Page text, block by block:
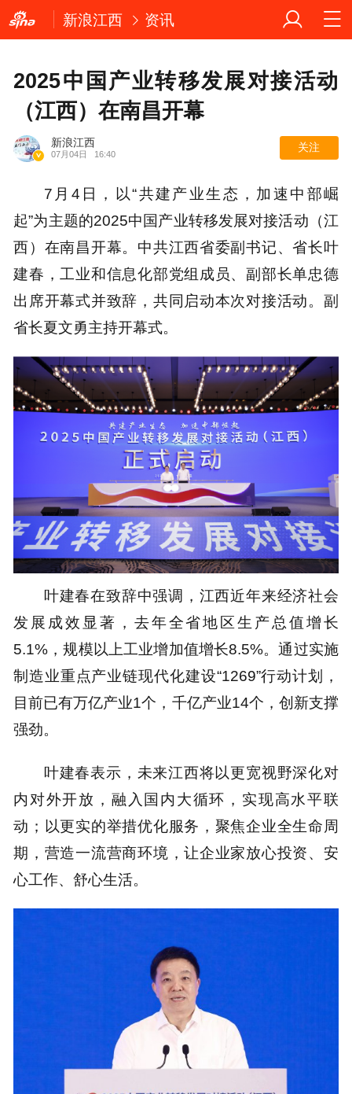
新浪江西 资讯
2025中国产业转移发展对接活动
（江西）在南昌开幕
新浪江西
07月04日 16:40
关注
7月4日，以“共建产业生态，加速中部崛
起”为主题的2025中国产业转移发展对接活动（江
西）在南昌开幕。中共江西省委副书记、省长叶
建春，工业和信息化部党组成员、副部长单忠德
出席开幕式并致辞，共同启动本次对接活动。副
省长夏文勇主持开幕式。
叶建春在致辞中强调，江西近年来经济社会
发展成效显著，去年全省地区生产总值增长
5.1%，规模以上工业增加值增长8.5%。通过实施
制造业重点产业链现代化建设“1269”行动计划，
目前已有万亿产业1个，千亿产业14个，创新支撑
强劲。
叶建春表示，未来江西将以更宽视野深化对
内对外开放，融入国内大循环，实现高水平联
动；以更实的举措优化服务，聚焦企业全生命周
期，营造一流营商环境，让企业家放心投资、安
心工作、舒心生活。